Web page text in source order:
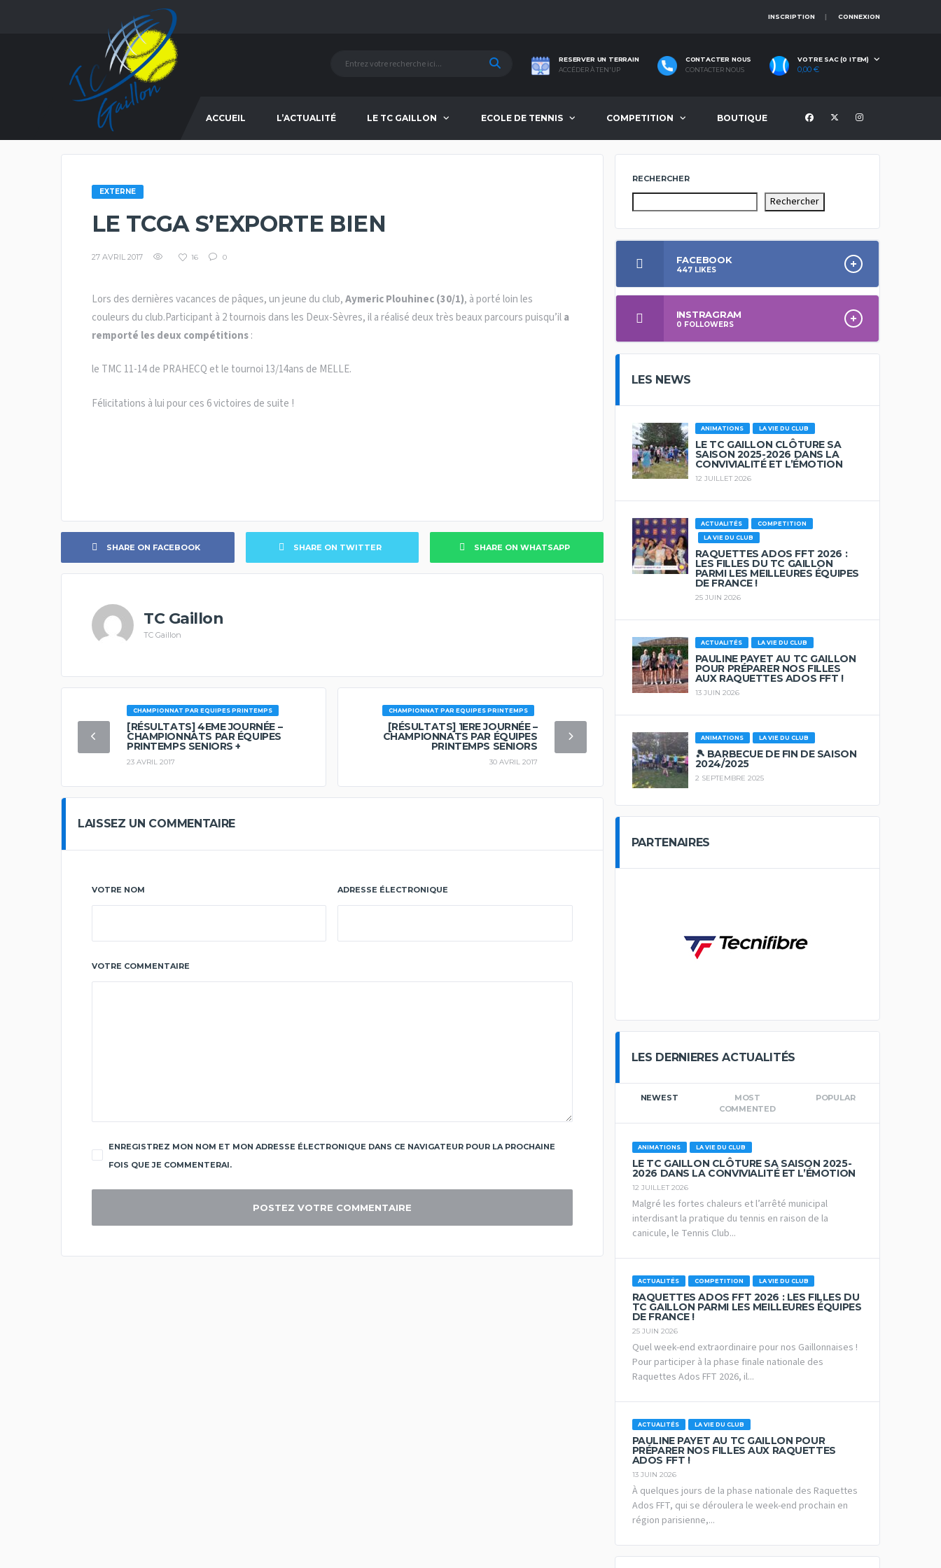
INSCRIPTION CONNEXION
RESERVER UN TERRAIN
ACCÉDER À TEN'UP
CONTACTER NOUS
CONTACTER NOUS
VOTRE SAC (0 ITEM)
0,00€
ACCUEIL L’ACTUALITÉ LE TC GAILLON ECOLE DE TENNIS COMPETITION BOUTIQUE
EXTERNE
LE TCGA S’EXPORTE BIEN
27 AVRIL 2017 16 0
Lors des dernières vacances de pâques, un jeune du club,Aymeric Plouhinec (30/1), à porté loin les
couleurs du club.Participant à 2 tournois dans les Deux-Sèvres, il a réalisé deux très beaux parcours puisqu’ila
remporté les deux compétitions:
le TMC 11-14 de PRAHECQ et le tournoi 13/14ans de MELLE.
Félicitations à lui pour ces 6 victoires de suite !
SHARE ON FACEBOOK SHARE ON TWITTER SHARE ON WHATSAPP
TC Gaillon
TC Gaillon
CHAMPIONNAT PAR EQUIPES PRINTEMPS
[RÉSULTATS] 4EME JOURNÉE –
CHAMPIONNATS PAR ÉQUIPES
PRINTEMPS SENIORS +
23 AVRIL 2017
CHAMPIONNAT PAR EQUIPES PRINTEMPS
[RÉSULTATS] 1ERE JOURNÉE –
CHAMPIONNATS PAR ÉQUIPES
PRINTEMPS SENIORS
30 AVRIL 2017
LAISSEZ UN COMMENTAIRE
VOTRE NOM ADRESSE ÉLECTRONIQUE
VOTRE COMMENTAIRE
ENREGISTREZ MON NOM ET MON ADRESSE ÉLECTRONIQUE DANS CE NAVIGATEUR POUR LA PROCHAINE
FOIS QUE JE COMMENTERAI.
RECHERCHER
Rechercher
FACEBOOK
447LIKES
INSTRAGRAM
0 FOLLOWERS
LES NEWS
ANIMATIONS LA VIE DU CLUB
LE TC GAILLON CLÔTURE SA
SAISON 2025-2026 DANS LA
CONVIVIALITÉ ET L’ÉMOTION
12 JUILLET 2026
ACTUALITÉS
COMPETITION
LA VIE DU CLUB
RAQUETTES ADOS FFT 2026 :
LES FILLES DU TC GAILLON
PARMI LES MEILLEURES ÉQUIPES
DE FRANCE !
25 JUIN 2026
ACTUALITÉS LA VIE DU CLUB
PAULINE PAYET AU TC GAILLON
POUR PRÉPARER NOS FILLES
AUX RAQUETTES ADOS FFT !
13 JUIN 2026
ANIMATIONS LA VIE DU CLUB
🎾 BARBECUE DE FIN DE SAISON
2024/2025
2 SEPTEMBRE 2025
PARTENAIRES
LES DERNIERES ACTUALITÉS
NEWEST
MOST
COMMENTED
POPULAR
ANIMATIONS LA VIE DU CLUB
LE TC GAILLON CLÔTURE SA SAISON 2025-
2026 DANS LA CONVIVIALITÉ ET L’ÉMOTION
12 JUILLET 2026
Malgré les fortes chaleurs et l’arrêté municipal
interdisant la pratique du tennis en raison de la
canicule, le Tennis Club...
ACTUALITÉS COMPETITION LA VIE DU CLUB
RAQUETTES ADOS FFT 2026 : LES FILLES DU
TC GAILLON PARMI LES MEILLEURES ÉQUIPES
DE FRANCE !
25 JUIN 2026
Quel week-end extraordinaire pour nos Gaillonnaises !
Pour participer à la phase finale nationale des
Raquettes Ados FFT 2026, il...
ACTUALITÉS LA VIE DU CLUB
PAULINE PAYET AU TC GAILLON POUR
PRÉPARER NOS FILLES AUX RAQUETTES
ADOS FFT !
13 JUIN 2026
À quelques jours de la phase nationale des Raquettes
Ados FFT, qui se déroulera le week-end prochain en
région parisienne,...